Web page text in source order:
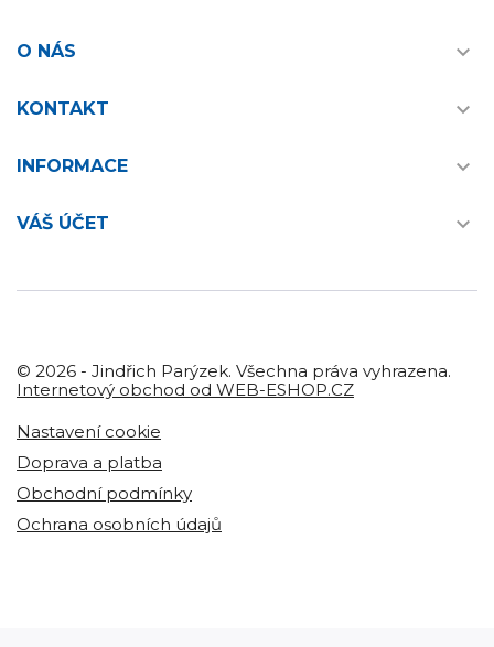
O NÁS 
KONTAKT 
INFORMACE 
VÁŠ ÚČET 
© 2026 - Jindřich Parýzek. Všechna práva vyhrazena.
Internetový obchod od WEB-ESHOP.CZ
Nastavení cookie
Doprava a platba
Obchodní podmínky
Ochrana osobních údajů